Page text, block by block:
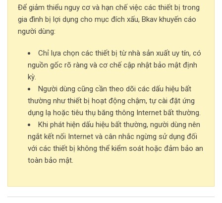
Để giảm thiểu nguy cơ và hạn chế việc các thiết bị trong
gia đình bị lợi dụng cho mục đích xấu, Bkav khuyến cáo
người dùng:
Chỉ lựa chọn các thiết bị từ nhà sản xuất uy tín, có
nguồn gốc rõ ràng và cơ chế cập nhật bảo mật định
kỳ.
Người dùng cũng cần theo dõi các dấu hiệu bất
thường như thiết bị hoạt động chậm, tự cài đặt ứng
dụng lạ hoặc tiêu thụ băng thông Internet bất thường.
Khi phát hiện dấu hiệu bất thường, người dùng nên
ngắt kết nối Internet và cân nhắc ngừng sử dụng đối
với các thiết bị không thể kiểm soát hoặc đảm bảo an
toàn bảo mật.